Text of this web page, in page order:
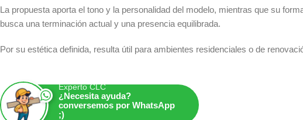
La propuesta aporta el tono y la personalidad del modelo, mientras que su
busca una terminación actual y una presencia equilibrada.
Por su estética definida, resulta útil para ambientes residenciales o de
Experto CLC
¿Necesita ayuda?
conversemos por WhatsApp
;)